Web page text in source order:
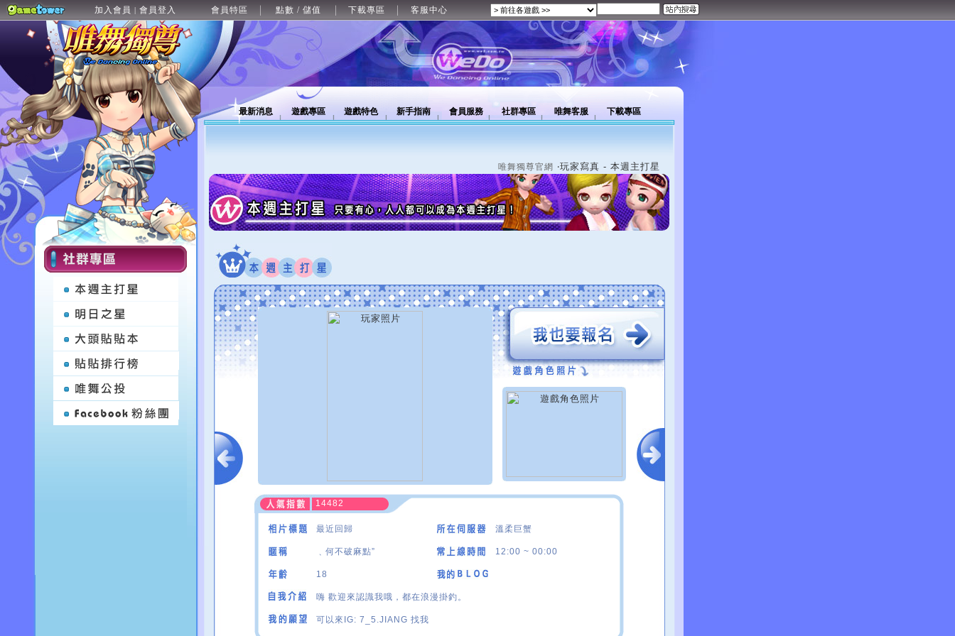
加入會員 | 會員登入 會員特區 點數 / 儲值 下載專區 客服中心
最新消息 遊戲專區 遊戲特色 新手指南 會員服務 社群專區 唯舞客服 下載專區
唯舞獨尊官網 ‧玩家寫真 - 本週主打星
14482
最近回歸 溫柔巨蟹
﹑何不破麻點” 12:00 ~ 00:00
18
嗨 歡迎來認識我哦，都在浪漫掛釣。
可以來IG: 7_5.JIANG 找我